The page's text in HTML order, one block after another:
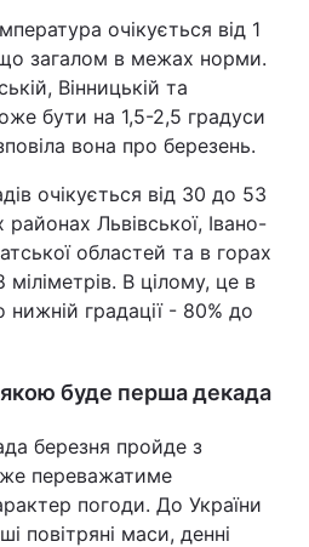
очікується від 1
загалом в межах норми.
Вінницькій та
бути на 1,5-2,5 градуси
вона про березень.
очікується від 30 до 53
районах Львівської, Івано-
областей та в горах
В цілому, це в
градації - 80% до
буде перша декада
березня пройде з
переважатиме
погоди. До України
повітряні маси, денні